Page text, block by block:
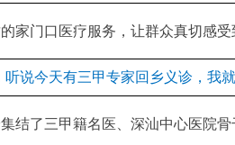
门口医疗服务，让群众真切感受
听说今天有三甲专家回乡义诊，我
了三甲籍名医、深汕中心医院骨